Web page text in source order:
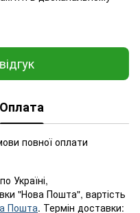
Оплата
повної оплати
Україні,
"Нова Пошта", вартість
Пошта. Термін доставки: